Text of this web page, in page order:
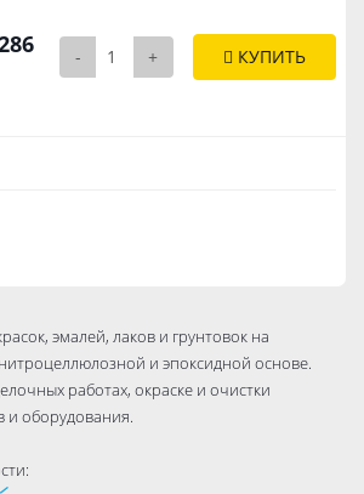
- + КУПИТЬ
эмалей, лаков и грунтовок на
и эпоксидной основе.
работах, окраске и очистки
и оборудования.